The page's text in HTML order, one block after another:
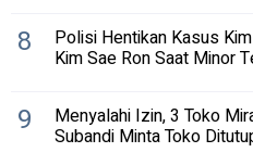
8 Polisi Hentikan Kasus
Kim Sae Ron Saat Minor
9 Menyalahi Izin, 3 Toko
Subandi Minta Toko